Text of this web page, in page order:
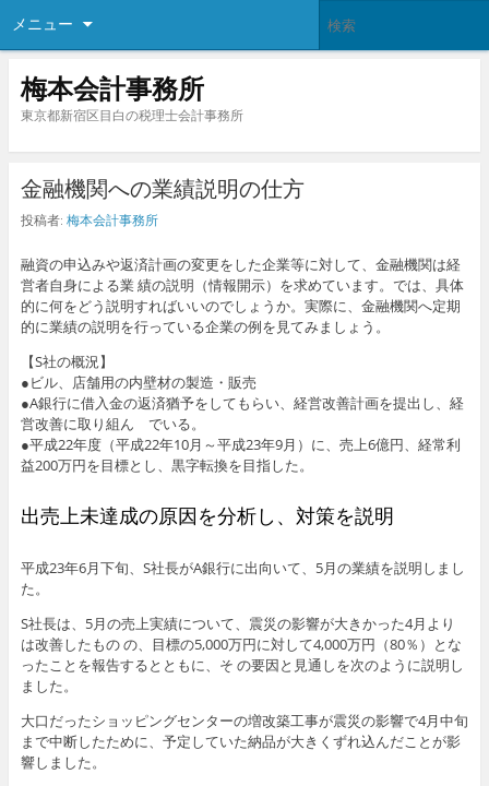
メニュー
梅本会計事務所
東京都新宿区目白の税理士会計事務所
金融機関への業績説明の仕方
投稿者: 梅本会計事務所
融資の申込みや返済計画の変更をした企業等に対して、金融機関は経
営者自身による業 績の説明（情報開示）を求めています。では、具体
的に何をどう説明すればいいのでしょうか。実際に、金融機関へ定期
的に業績の説明を行っている企業の例を見てみましょう。
【S社の概況】
●ビル、店舗用の内壁材の製造・販売
●A銀行に借入金の返済猶予をしてもらい、経営改善計画を提出し、経
営改善に取り組ん でいる。
●平成22年度（平成22年10月～平成23年9月）に、売上6億円、経常利
益200万円を目標とし、黒字転換を目指した。
出売上未達成の原因を分析し、対策を説明
平成23年6月下旬、S社長がA銀行に出向いて、5月の業績を説明しまし
た。
S社長は、5月の売上実績について、震災の影響が大きかった4月より
は改善したもの の、目標の5,000万円に対して4,000万円（80％）とな
ったことを報告するとともに、そ の要因と見通しを次のように説明し
ました。
大口だったショッピングセンターの増改築工事が震災の影響で4月中旬
まで中断したために、予定していた納品が大きくずれ込んだことが影
響しました。